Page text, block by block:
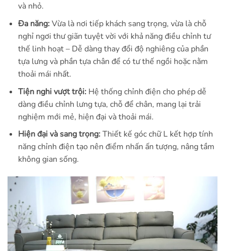
và nhỏ.
Đa năng:Vừa là nơi tiếp khách sang trọng, vừa là chỗ
nghỉ ngơi thư giãn tuyệt vời với khả năng điều chỉnh tư
thế linh hoạt – Dễ dàng thay đổi độ nghiêng của phần
tựa lưng và phần tựa chân để có tư thế ngồi hoặc nằm
thoải mái nhất.
Tiện nghi vượt trội:Hệ thống chỉnh điện cho phép dễ
dàng điều chỉnh lưng tựa, chỗ để chân, mang lại trải
nghiệm mới mẻ, hiện đại và thoải mái.
Hiện đại và sang trọng:Thiết kế góc chữ L kết hợp tính
năng chỉnh điện tạo nên điểm nhấn ấn tượng, nâng tầm
không gian sống.